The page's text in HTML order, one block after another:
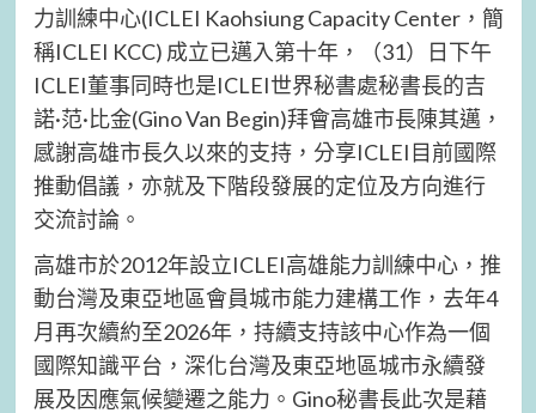
力訓練中心(ICLEI Kaohsiung Capacity Center，簡
稱ICLEI KCC) 成立已邁入第十年，（31）日下午
ICLEI董事同時也是ICLEI世界秘書處秘書長的吉
諾·范·比金(Gino Van Begin)拜會高雄市長陳其邁，
感謝高雄市長久以來的支持，分享ICLEI目前國際
推動倡議，亦就及下階段發展的定位及方向進行
交流討論。
高雄市於2012年設立ICLEI高雄能力訓練中心，推
動台灣及東亞地區會員城市能力建構工作，去年4
月再次續約至2026年，持續支持該中心作為一個
國際知識平台，深化台灣及東亞地區城市永續發
展及因應氣候變遷之能力。Gino秘書長此次是藉